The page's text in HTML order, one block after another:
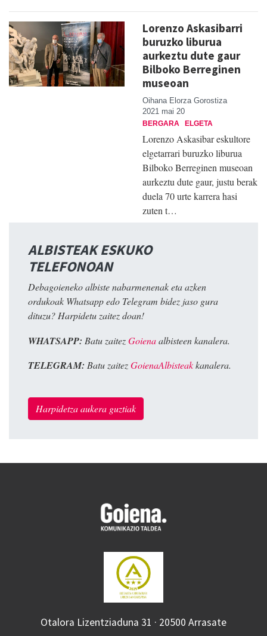
Lorenzo Askasibarri
buruzko liburua
aurkeztu dute gaur
Bilboko Berreginen
museoan
Oihana Elorza Gorostiza
2021 mai 20
BERGARA ELGETA
Lorenzo Askasibar eskultore
elgetarrari buruzko liburua
Bilboko Berreginen museoan
aurkeztu dute gaur, justu berak
duela 70 urte karrera hasi
zuten t…
ALBISTEAK ESKUKO
TELEFONOAN
Debagoieneko albiste nabarmenenak eta azken
ordukoak Whatsapp edo Telegram bidez jaso gura
dituzu? Harpidetu zaitez doan!
WHATSAPP: Batu zaitezGoienaalbisteen kanalera.
TELEGRAM: Batu zaitezGoienaAlbisteakkanalera.
Harpidetza aukera guztiak
Otalora Lizentziaduna 31 · 20500 Arrasate